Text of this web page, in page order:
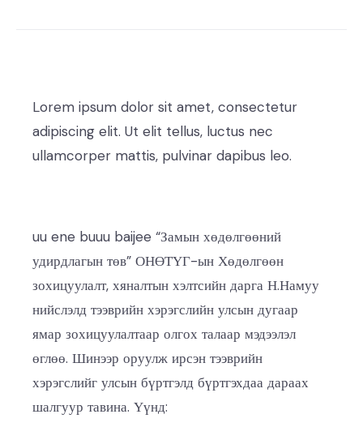
Lorem ipsum dolor sit amet, consectetur
adipiscing elit. Ut elit tellus, luctus nec
ullamcorper mattis, pulvinar dapibus leo.
uu ene buuu baijee “Замын хөдөлгөөний
удирдлагын төв” ОНӨТҮГ-ын Хөдөлгөөн
зохицуулалт, хяналтын хэлтсийн дарга Н.Намуу
нийслэлд тээврийн хэрэгслийн улсын дугаар
ямар зохицуулалтаар олгох талаар мэдээлэл
өглөө. Шинээр оруулж ирсэн тээврийн
хэрэгслийг улсын бүртгэлд бүртгэхдаа дараах
шалгуур тавина. Үүнд: